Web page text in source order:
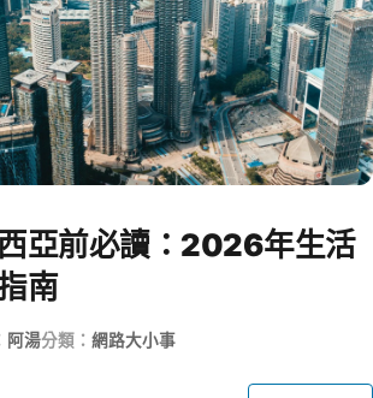
亞前必讀：2026年生活
南
阿湯分類： 網路大小事